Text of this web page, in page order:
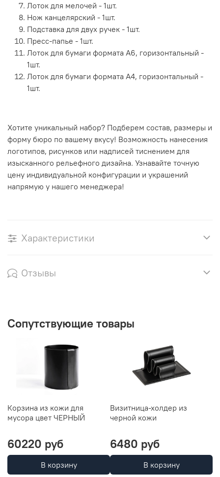
Лоток для мелочей - 1шт.
Нож канцелярский - 1шт.
Подставка для двух ручек - 1шт.
Пресс-папье - 1шт.
Лоток для бумаги формата А6, горизонтальный -
1шт.
Лоток для бумаги формата А4, горизонтальный -
1шт.
Хотите уникальный набор? Подберем состав, размеры и
форму бюро по вашему вкусу! Возможность нанесения
логотипов, рисунков или надписей тиснением для
изысканного рельефного дизайна. Узнавайте точную
цену индивидуальной конфигурации и украшений
напрямую у нашего менеджера!
Характеристики
Отзывы
Сопутствующие товары
Корзина из кожи для
мусора цвет ЧЕРНЫЙ
60220 руб
В корзину
Визитница-холдер из
черной кожи
6480 руб
В корзину